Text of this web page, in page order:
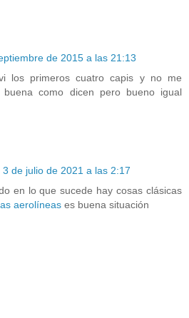
de 2015 a las 21:13
los primeros cuatro capis y no me
buena como dicen pero bueno igual
3 de julio de 2021 a las 2:17
en lo que sucede hay cosas clásicas
aerolíneas es buena situación